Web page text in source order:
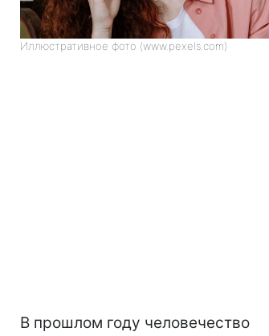
Иллюстративное фото (www.pexels.com)
В прошлом году человечество